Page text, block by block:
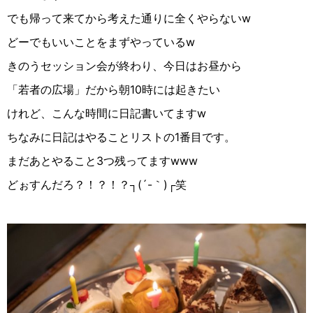
でも帰って来てから考えた通りに全くやらないw
どーでもいいことをまずやっているw
きのうセッション会が終わり、今日はお昼から
「若者の広場」だから朝10時には起きたい
けれど、こんな時間に日記書いてますw
ちなみに日記はやることリストの1番目です。
まだあとやること3つ残ってますwww
どぉすんだろ？！？！？┐︎(´-｀)┌︎笑